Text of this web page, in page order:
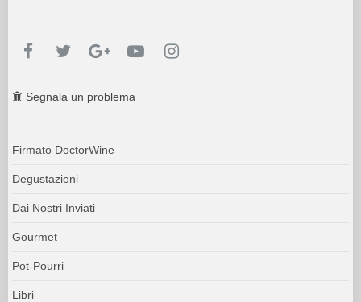
Segnala un problema
Firmato DoctorWine
Degustazioni
Dai Nostri Inviati
Gourmet
Pot-Pourri
Libri